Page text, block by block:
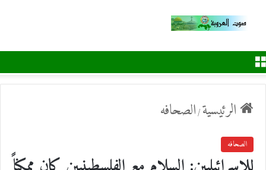
الرئيسية/الصحافه
الصحافه